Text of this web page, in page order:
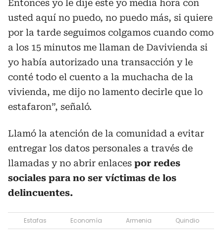
Entonces yo le dije este yo media hora con
usted aquí no puedo, no puedo más, si quiere
por la tarde seguimos colgamos cuando como
a los 15 minutos me llaman de Davivienda si
yo había autorizado una transacción y le
conté todo el cuento a la muchacha de la
vivienda, me dijo no lamento decirle que lo
estafaron”, señaló.
Llamó la atención de la comunidad a evitar
entregar los datos personales a través de
llamadas y no abrir enlaces por redes
sociales para no ser víctimas de los
delincuentes.
Estafas Economía Armenia Quindio